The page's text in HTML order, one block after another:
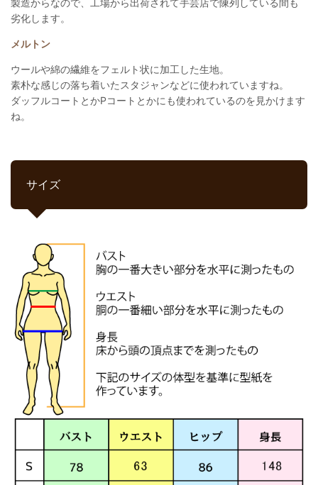
製造からなので、工場から出荷されて手芸店で陳列している間も
劣化します。
メルトン
ウールや綿の繊維をフェルト状に加工した生地。
素朴な感じの落ち着いたスタジャンなどに使われていますね。
ダッフルコートとかPコートとかにも使われているのを見かけます
ね。
サイズ